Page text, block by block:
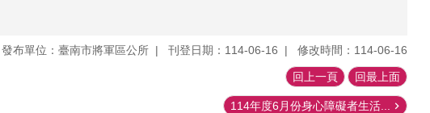
發布單位：臺南市將軍區公所 刊登日期：114-06-16 修改時間：114-06-16
回上一頁 回最上面
114年度6月份身心障礙者生活...